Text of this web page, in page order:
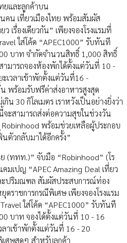
ยและลูกค้าบน
คน เที่ยวเมืองไทย พร้อมสัมผัส
ว เรื่องเดียวกัน” เพียงจองโรงแรมที่
ใส่โค้ด “APEC1000” รับทันที
บาท จำกัดจำนวนสิทธิ์ 1,000 สิทธิ์
ามารถจองห้องพักได้ตั้งแต่วันที่ 10 -
เวลาเข้าพักตั้งแต่วันที่16 -
พร้อมรับฟรีค่าส่งอาหารสูงสุด
น 30 กิโลเมตร เราหวังเป็นอย่างยิ่งว่า
ะสามารถส่งต่อความสุขในช่วงวัน
พร้อมช่วยเหลือผู้ประกอบ
ตัวกลับมาได้อีกครั้ง”
(ททท.)” จับมือ “Robinhood” (โร
มเปญ “APEC Amazing Deal เที่ยว
ปริมณฑล สัมผัสประสบการณ์ท่อง
ราชการกรณีพิเศษ เพียงจองโรงแรม
ใส่โค้ด “APEC1000” รับทันที
บาท จองได้ตั้งแต่วันที่ 10 - 16
าเข้าพักตั้งแต่วันที่ 16 - 20
ศษสุดๆ สำหรับลูกค้า